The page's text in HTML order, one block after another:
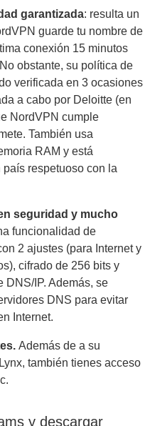
garantizada: resulta un
guarde tu nombre de
conexión 15 minutos
obstante, su política de
verificada en 3 ocasiones
a cabo por Deloitte (en
NordVPN cumple
También usa
RAM y está
respetuoso con la
seguridad y mucho
funcionalidad de
2 ajustes (para Internet y
cifrado de 256 bits y
DNS/IP. Además, se
DNS para evitar
Internet.
Además de a su
también tienes acceso
y descargar